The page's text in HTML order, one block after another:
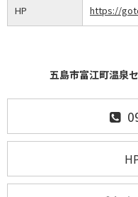
HP https://
五島市富江町温泉